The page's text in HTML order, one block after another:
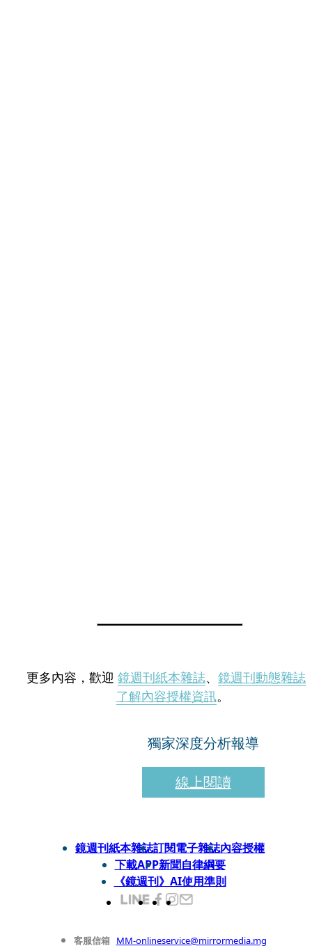
更多內容，歡迎 鏡週刊紙本雜誌、 鏡週刊動態雜誌
了解內容授權資訊。
獨家深度分析報導
線上閱讀
鏡週刊紙本雜誌訂閱電子雜誌內容授權
下載APP新聞自律綱要
《鏡週刊》AI使用準則
客服信箱 MM-onlineservice@mirrormedia.mg